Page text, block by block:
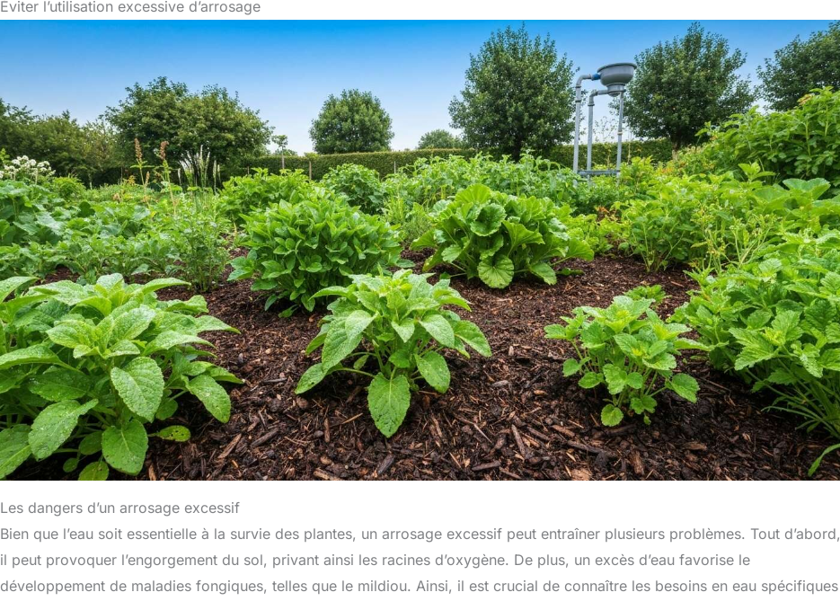
Éviter l’utilisation excessive d’arrosage
Les dangers d’un arrosage excessif
Bien que l’eau soit essentielle à la survie des plantes, un arrosage excessif peut entraîner plusieurs problèmes. Tout d’abord,
il peut provoquer l’engorgement du sol, privant ainsi les racines d’oxygène. De plus, un excès d’eau favorise le
développement de maladies fongiques, telles que le mildiou. Ainsi, il est crucial de connaître les besoins en eau spécifiques